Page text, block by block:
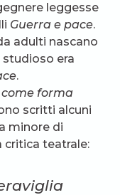
leggesse
Guerra e pace.
adulti nascano
studioso era
.
forma
scritti alcuni
minore di
critica teatrale: